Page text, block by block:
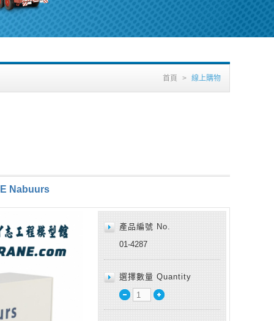
首頁 > 線上購物
Nabuurs
產品編號 No.
01-4287
選擇數量 Quantity